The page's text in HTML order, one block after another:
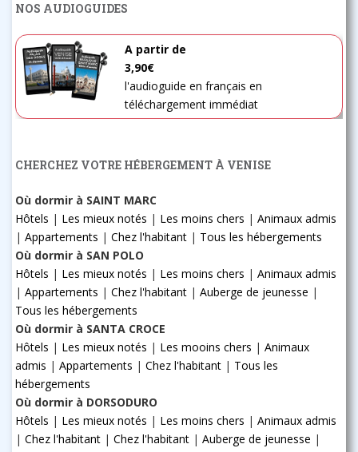
NOS AUDIOGUIDES
A partir de
3,90€
l'audioguide en français en
téléchargement immédiat
CHERCHEZ VOTRE HÉBERGEMENT À VENISE
Où dormir à SAINT MARC
Hôtels | Les mieux notés | Les moins chers | Animaux admis
| Appartements | Chez l'habitant | Tous les hébergements
Où dormir à SAN POLO
Hôtels | Les mieux notés | Les moins chers | Animaux admis
| Appartements | Chez l'habitant | Auberge de jeunesse |
Tous les hébergements
Où dormir à SANTA CROCE
Hôtels | Les mieux notés | Les mooins chers | Animaux
admis | Appartements | Chez l'habitant | Tous les
hébergements
Où dormir à DORSODURO
Hôtels | Les mieux notés | Les moins chers | Animaux admis
| Chez l'habitant | Chez l'habitant | Auberge de jeunesse |